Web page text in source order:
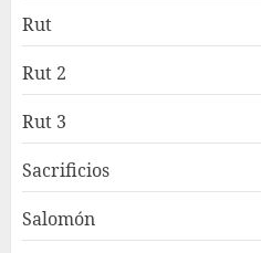
Rut
Rut 2
Rut 3
Sacrificios
Salomón